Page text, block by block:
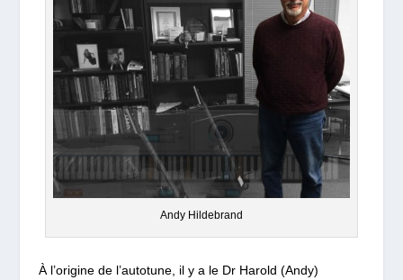
Andy Hildebrand
À l’origine de l’autotune, il y a le Dr Harold (Andy)